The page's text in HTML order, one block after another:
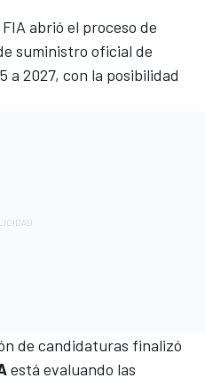
abrió el proceso de
suministro oficial de
a 2027, con la posibilidad
de candidaturas finalizó
está evaluando las